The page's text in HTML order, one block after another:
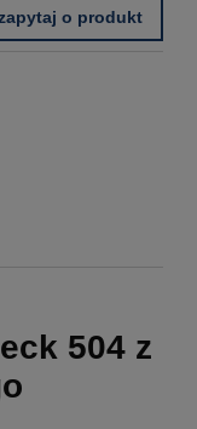
o produkt
504 z